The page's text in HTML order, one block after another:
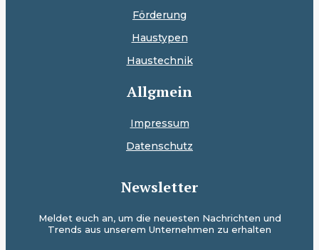
Förderung
Haustypen
Haustechnik
Allgmein
Impressum
Datenschutz
Newsletter
Meldet euch an, um die neuesten Nachrichten und
Trends aus unserem Unternehmen zu erhalten